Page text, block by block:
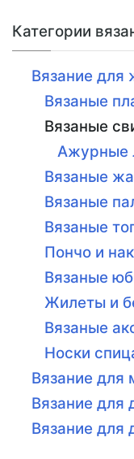
Категории
Вязание для
Вязаные
Вязаные
Ажурные
Вязаные
Вязаные
Вязаные
Пончо и
Вязаные
Жилеты и
Вязаные
Носки
Вязание для
Вязание для
Вязание для